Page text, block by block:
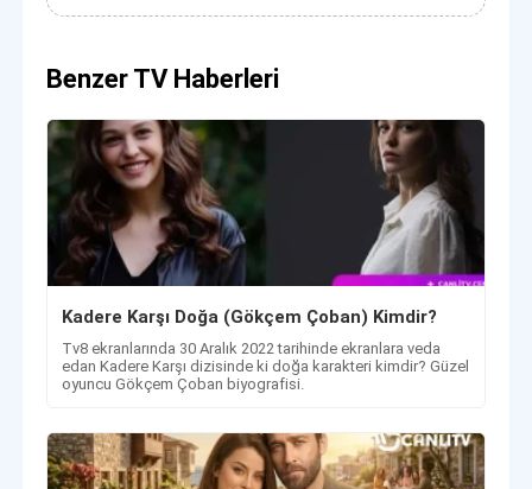
Benzer TV Haberleri
Kadere Karşı Doğa (Gökçem Çoban) Kimdir?
Tv8 ekranlarında 30 Aralık 2022 tarihinde ekranlara veda
edan Kadere Karşı dizisinde ki doğa karakteri kimdir? Güzel
oyuncu Gökçem Çoban biyografisi.